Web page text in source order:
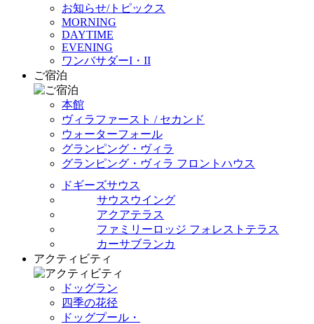
お知らせ/トピックス
MORNING
DAYTIME
EVENING
ワンバサダーI・II
ご宿泊
本館
ヴィラファースト / セカンド
ウォーターフォール
グランピング・ヴィラ
グランピング・ヴィラ フロントハウス
ドギーズサウス
サウスウイング
アクアテラス
ファミリーロッジ フォレストテラス
カーサブランカ
アクティビティ
ドッグラン
四季の花径
ドッグプール・